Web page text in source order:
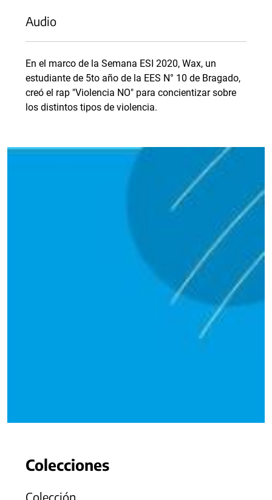
Audio
En el marco de la Semana ESI 2020, Wax, un
estudiante de 5to año de la EES N° 10 de Bragado,
creó el rap "Violencia NO" para concientizar sobre
los distintos tipos de violencia.
Colecciones
Colección